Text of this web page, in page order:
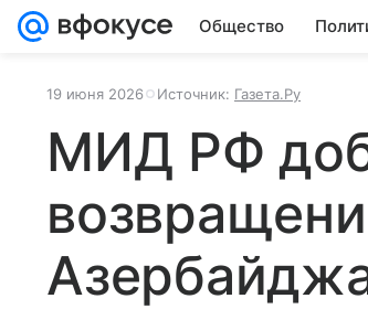
Общество
19 июня 2026 Источник: Газета.Ру
МИД РФ